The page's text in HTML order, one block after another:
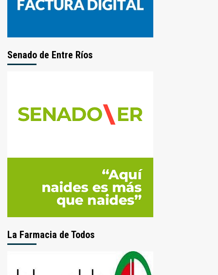
Senado de Entre Ríos
La Farmacia de Todos